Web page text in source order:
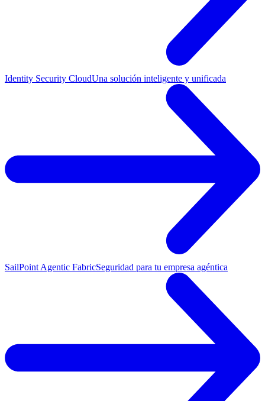
Identity Security CloudUna solución inteligente y unificada
SailPoint Agentic FabricSeguridad para tu empresa agéntica